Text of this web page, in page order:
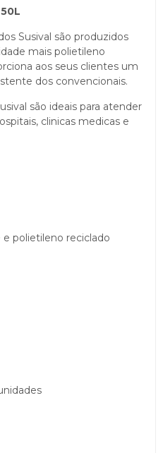
Susival são produzidos
mais polietileno
aos seus clientes um
dos convencionais.
são ideais para atender
clinicas medicas e
polietileno reciclado